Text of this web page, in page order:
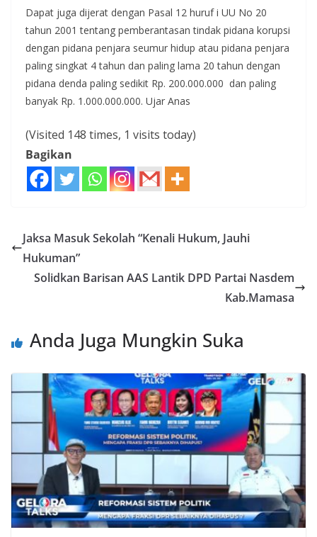
Dapat juga dijerat dengan Pasal 12 huruf i UU No 20
tahun 2001 tentang pemberantasan tindak pidana korupsi
dengan pidana penjara seumur hidup atau pidana penjara
paling singkat 4 tahun dan paling lama 20 tahun dengan
pidana denda paling sedikit Rp. 200.000.000 dan paling
banyak Rp. 1.000.000.000. Ujar Anas
(Visited 148 times, 1 visits today)
Bagikan
Jaksa Masuk Sekolah “Kenali Hukum, Jauhi
Hukuman”
Solidkan Barisan AAS Lantik DPD Partai Nasdem
Kab.Mamasa
Anda Juga Mungkin Suka